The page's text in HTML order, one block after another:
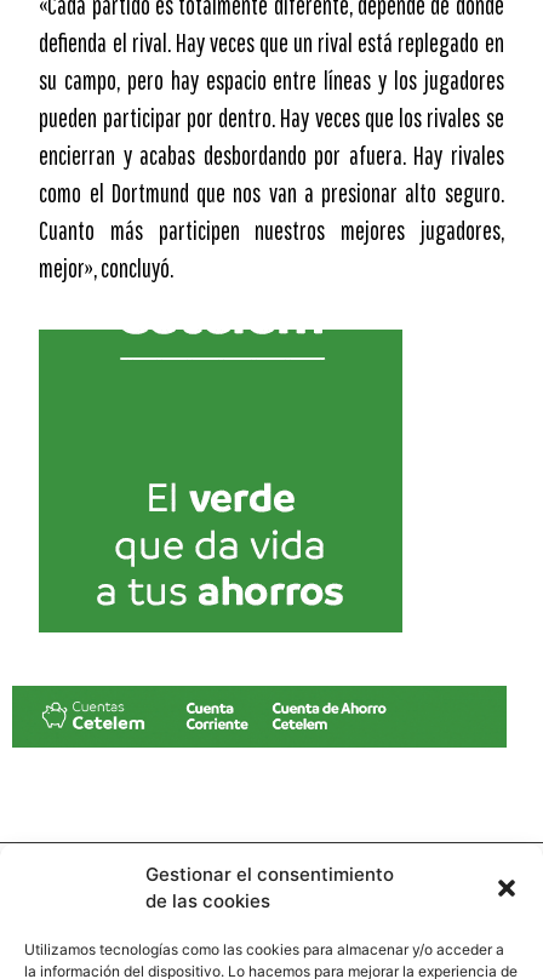
Gestionar el consentimiento
de las cookies
Utilizamos tecnologías como las cookies para almacenar y/o acceder a
la información del dispositivo. Lo hacemos para mejorar la experiencia de
defienda el rival. Hay veces que un rival está replegado en
su campo, pero hay espacio entre líneas y los jugadores
pueden participar por dentro. Hay veces que los rivales se
encierran y acabas desbordando por afuera. Hay rivales
como el Dortmund que nos van a presionar alto seguro.
Cuanto más participen nuestros mejores jugadores,
mejor», concluyó.